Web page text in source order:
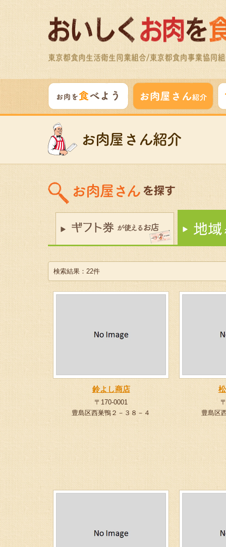
検索結果：22件
鈴よし商店
〒170-0001
豊島区西巣鴨２－３８－４
豊島区